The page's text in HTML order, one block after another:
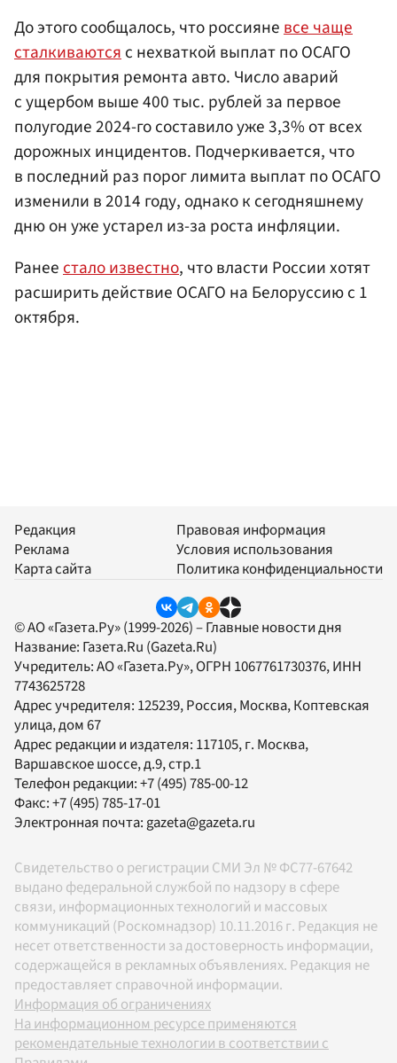
До этого сообщалось, что россияневсе чаще
сталкиваютсяс нехваткой выплат по ОСАГО
для покрытия ремонта авто. Число аварий
с ущербом выше 400 тыс. рублей за первое
полугодие 2024-го составило уже 3,3% от всех
дорожных инцидентов. Подчеркивается, что
в последний раз порог лимита выплат по ОСАГО
изменили в 2014 году, однако к сегодняшнему
дню он уже устарел из-за роста инфляции.
Ранеестало известно, что власти России хотят
расширить действие ОСАГО на Белоруссию с 1
октября.
Редакция
Реклама
Карта сайта
Правовая информация
Условия использования
Политика конфиденциальности
© АО «Газета.Ру» (1999-2026) – Главные новости дня
Название: Газета.Ru (Gazeta.Ru)
Учредитель:АО «Газета.Ру», ОГРН 1067761730376, ИНН
7743625728
Адрес учредителя: 125239, Россия, Москва, Коптевская
улица, дом 67
Адрес редакции и издателя: 117105, г. Москва,
Варшавское шоссе, д.9, стр.1
Телефон редакции:+7 (495) 785-00-12
Факс:+7 (495) 785-17-01
Электронная почта:gazeta@gazeta.ru
Свидетельство о регистрации СМИ Эл № ФС77-67642
выдано федеральной службой по надзору в сфере
связи, информационных технологий и массовых
коммуникаций (Роскомнадзор) 10.11.2016 г. Редакция не
несет ответственности за достоверность информации,
содержащейся в рекламных объявлениях. Редакция не
предоставляет справочной информации.
Информация об ограничениях
На информационном ресурсе применяются
рекомендательные технологии в соответствии с